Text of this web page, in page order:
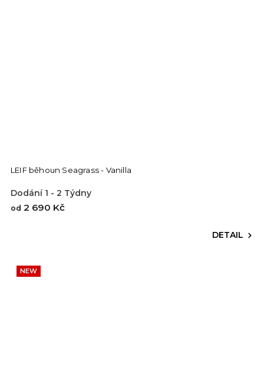
LEIF běhoun Seagrass - Vanilla
Dodání 1 - 2 Týdny
od 2 690 Kč
DETAIL
NEW